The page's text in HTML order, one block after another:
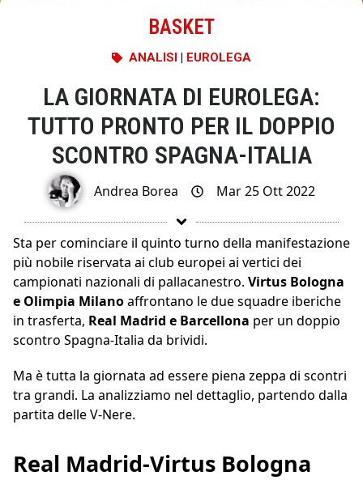
BASKET
ANALISI | EUROLEGA
LA GIORNATA DI EUROLEGA:
TUTTO PRONTO PER IL DOPPIO
SCONTRO SPAGNA-ITALIA
Andrea Borea Mar 25 Ott 2022
Sta per cominciare il quinto turno della manifestazione
più nobile riservata ai club europei ai vertici dei
campionati nazionali di pallacanestro. Virtus Bologna
e Olimpia Milanoaffrontano le due squadre iberiche
in trasferta, Real Madrid e Barcellona per un doppio
scontro Spagna-Italia da brividi.
Ma è tutta la giornata ad essere piena zeppa di scontri
tra grandi. La analizziamo nel dettaglio, partendo dalla
partita delle V-Nere.
Real Madrid-Virtus Bologna